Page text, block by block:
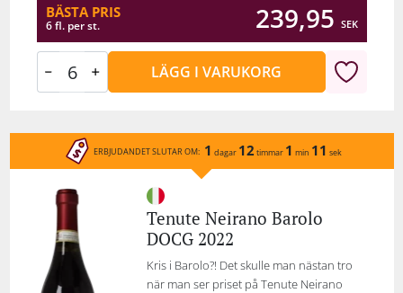
BÄSTA PRIS
6 fl. per st. 239,95 SEK
LÄGG I VARUKORG
ERBJUDANDET SLUTAR OM: 1 dagar 12 timmar 1 min 11 sek
Tenute Neirano Barolo
DOCG 2022
Kris i Barolo?! Det skulle man nästan tro
när man ser priset på Tenute Neirano